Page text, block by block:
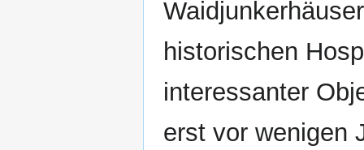
historischen
interessanter
erst vor wenigen